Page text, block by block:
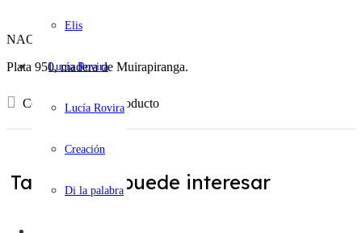
Elis
Lucía Rovira
Lucía Rovira
Creación
Di la palabra
NAO, Boche.
Plata 950, madera de Muirapiranga.
Consultá por este producto
También te puede interesar